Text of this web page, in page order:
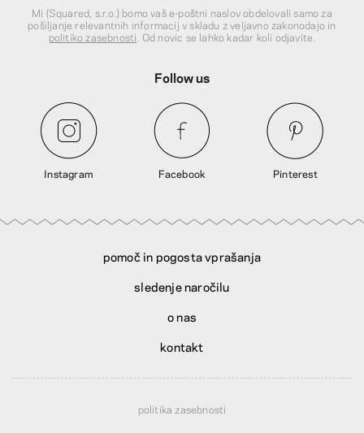
Mi (Squared, s.r.o.) bomo vaš e-poštni naslov obdelovali samo za
pošiljanje relevantnih informacij v skladu z veljavno zakonodajo in
politiko zasebnosti . Od novic se lahko kadar koli odjavite.
Follow us
Instagram Facebook Pinterest
pomoč in pogosta vprašanja
sledenje naročilu
o nas
kontakt
politika zasebnosti